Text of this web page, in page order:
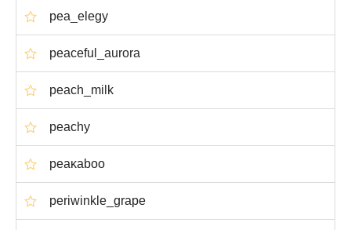
pea_elegy
peaceful_aurora
peach_milk
peachy
peaκaboo
periwinkle_grape